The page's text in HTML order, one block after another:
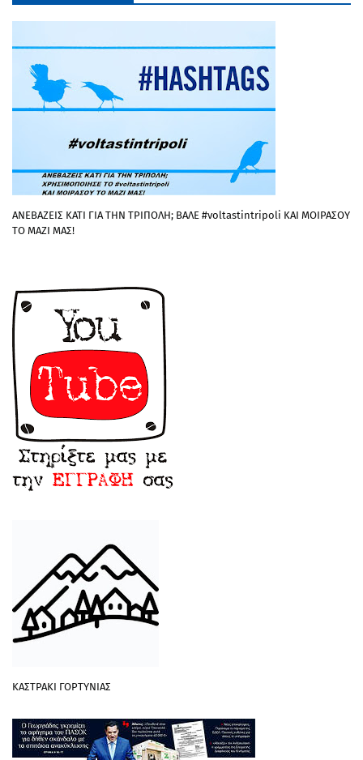
ΑΝΕΒΑΖΕΙΣ ΚΑΤΙ ΓΙΑ ΤΗΝ ΤΡΙΠΟΛΗ; ΒΑΛΕ #voltastintripoli ΚΑΙ ΜΟΙΡΑΣΟΥ
ΤΟ ΜΑΖΙ ΜΑΣ!
ΚΑΣΤΡΑΚΙ ΓΟΡΤΥΝΙΑΣ